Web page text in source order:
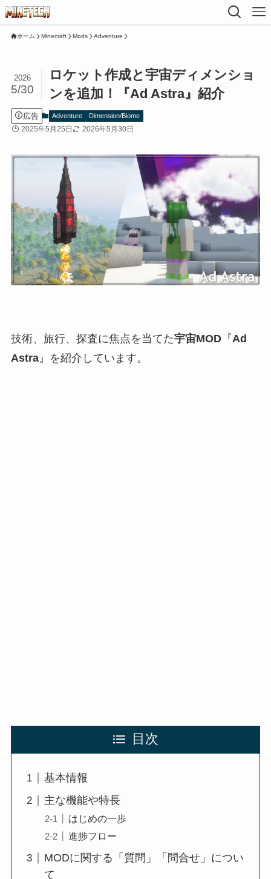
ホーム Minecraft Mods Adventure
ロケット作成と宇宙ディメンショ
ンを追加！『Ad Astra』紹介
2026
5/30
広告 Adventure Dimension/Biome
2025年5月25日 2026年5月30日
技術、旅行、探査に焦点を当てた宇宙MOD『Ad
Astra』を紹介しています。
目次
基本情報
主な機能や特長
はじめの一歩
進捗フロー
MODに関する「質問」「問合せ」につい
て